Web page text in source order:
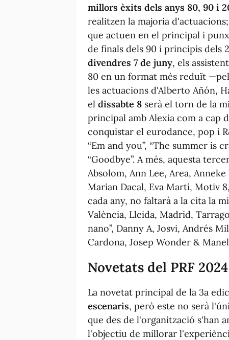
millors èxits dels anys 80, 90 i
realitzen la majoria
que actuen en el principal i
de finals dels 90 i principis dels
divendres 7 de juny, els
80 en un format més reduït
les actuacions d'Alberto Añón,
el dissabte 8 serà el torn de la
principal amb Alexia com a cap
conquistar el eurodance, pop i
“Em and you”, “The summer is
“Goodbye”. A més, aquesta
Absolom, Ann Lee, Area,
Marian Dacal, Eva Martí, Motiv
cada any, no faltarà a la cita la
València, Lleida, Madrid,
nano”, Danny A, Josvi, Andrés
Cardona, Josep Wonder &
Novetats del PRF 2024
La novetat principal de la 3a
escenaris, però este no serà
que des de l'organització s'han
l'objectiu de millorar